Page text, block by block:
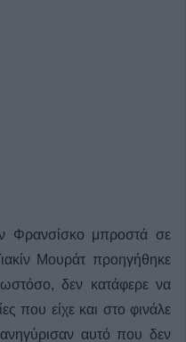
Φρανσίσκο μπροστά σε
Μουράτ προηγήθηκε
δεν κατάφερε να
που είχε και στο φινάλε
αυτό που δεν